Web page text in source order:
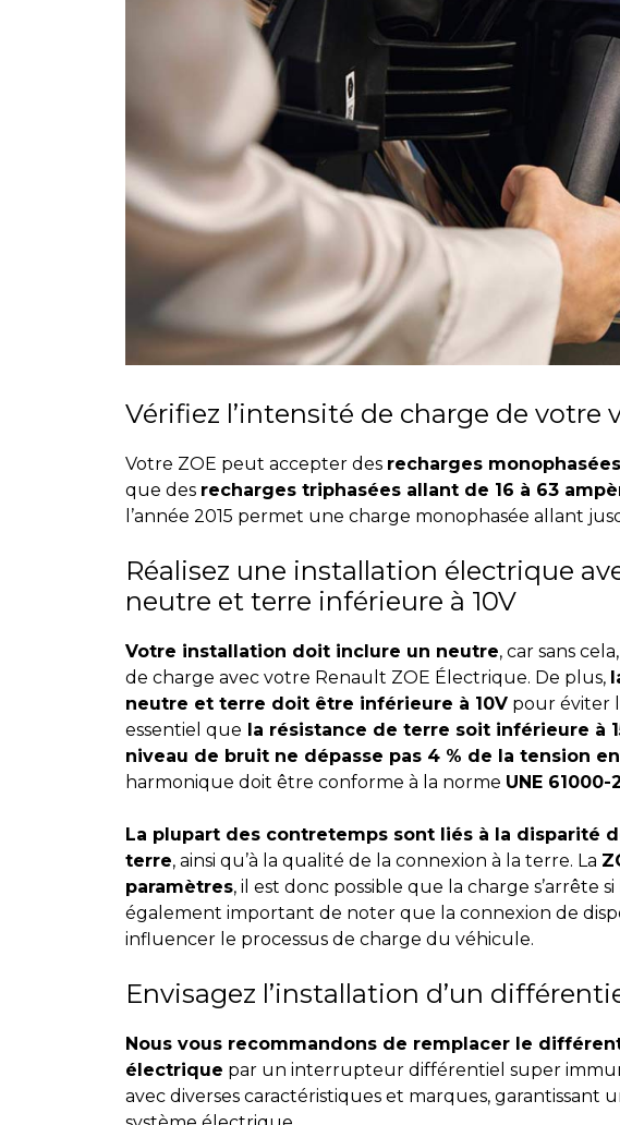
Vérifiez l’intensité de charge de votre
Votre ZOE peut accepter des recharges
que des recharges triphasées allant de 16 à 63
l’année 2015 permet une charge monophasée allant
Réalisez une installation électrique
neutre et terre inférieure à 10V
Votre installation doit inclure un neutre, car sans
de charge avec votre Renault ZOE Électrique. De plus,
neutre et terre doit être inférieure à 10Vpour éviter
essentiel que la résistance de terre soit inférieure à
niveau de bruit ne dépasse pas 4 % de la tension
harmonique doit être conforme à la norme UNE 61000-
La plupart des contretemps sont liés à la disparité
terre, ainsi qu’à la qualité de la connexion à la terre. La
paramètres, il est donc possible que la charge s’arrête si
également important de noter que la connexion de
influencer le processus de charge du véhicule.
Envisagez l’installation d’un
Nous vous recommandons de remplacer le
électrique par un interrupteur différentiel super
avec diverses caractéristiques et marques,